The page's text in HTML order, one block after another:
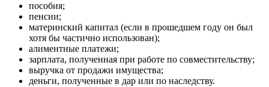
пособия;
пенсии;
материнский капитал (если в прошедшем году он был
хотя бы частично использован);
алиментные платежи;
зарплата, полученная при работе по совместительству;
выручка от продажи имущества;
деньги, полученные в дар или по наследству.